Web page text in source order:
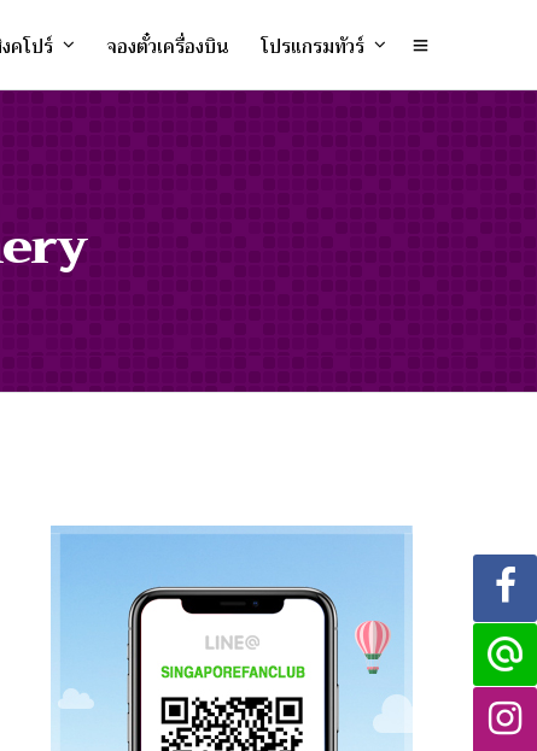
คโปร์ จองตั๋วเครื่องบิน โปรแกรมทัวร์